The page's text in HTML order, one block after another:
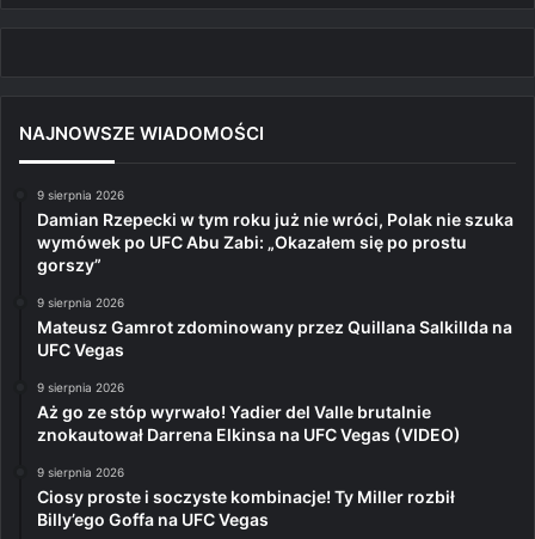
NAJNOWSZE WIADOMOŚCI
9 sierpnia 2026
Damian Rzepecki w tym roku już nie wróci, Polak nie szuka
wymówek po UFC Abu Zabi: „Okazałem się po prostu
gorszy”
9 sierpnia 2026
Mateusz Gamrot zdominowany przez Quillana Salkillda na
UFC Vegas
9 sierpnia 2026
Aż go ze stóp wyrwało! Yadier del Valle brutalnie
znokautował Darrena Elkinsa na UFC Vegas (VIDEO)
9 sierpnia 2026
Ciosy proste i soczyste kombinacje! Ty Miller rozbił
Billy’ego Goffa na UFC Vegas